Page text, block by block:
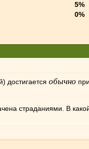
5%
0%
достигается обычно
страданиями. В